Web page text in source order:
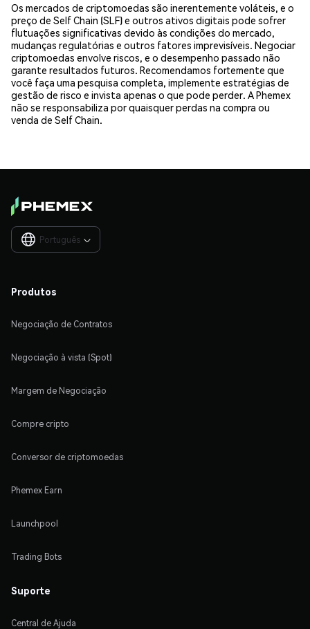
Os mercados de criptomoedas são inerentemente voláteis, e o
preço de Self Chain (SLF) e outros ativos digitais pode sofrer
flutuações significativas devido às condições do mercado,
mudanças regulatórias e outros fatores imprevisíveis. Negociar
criptomoedas envolve riscos, e o desempenho passado não
garante resultados futuros. Recomendamos fortemente que
você faça uma pesquisa completa, implemente estratégias de
gestão de risco e invista apenas o que pode perder. A Phemex
não se responsabiliza por quaisquer perdas na compra ou
venda de Self Chain.
Português 
Produtos
Negociação de Contratos
Negociação à vista (Spot)
Margem de Negociação
Compre cripto
Conversor de criptomoedas
Phemex Earn
Launchpool
Trading Bots
Suporte
Central de Ajuda